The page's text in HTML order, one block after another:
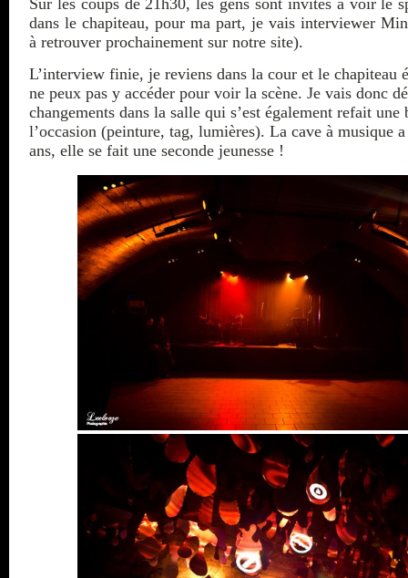
Sur les coups de 21h30, les gens sont invités à voir le
dans le chapiteau, pour ma part, je vais interviewer
à retrouver prochainement sur notre site).
L’interview finie, je reviens dans la cour et le chapiteau
ne peux pas y accéder pour voir la scène. Je vais donc
changements dans la salle qui s’est également refait une
l’occasion (peinture, tag, lumières). La cave à musique
ans, elle se fait une seconde jeunesse !